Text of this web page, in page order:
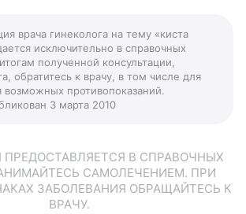
врача гинеколога на тему «киста
исключительно в справочных
полученной консультации,
обратитесь к врачу, в том числе для
возможных противопоказаний.
3 марта 2010
В СПРАВОЧНЫХ
САМОЛЕЧЕНИЕМ. ПРИ
ЗАБОЛЕВАНИЯ ОБРАЩАЙТЕСЬ К
ВРАЧУ.